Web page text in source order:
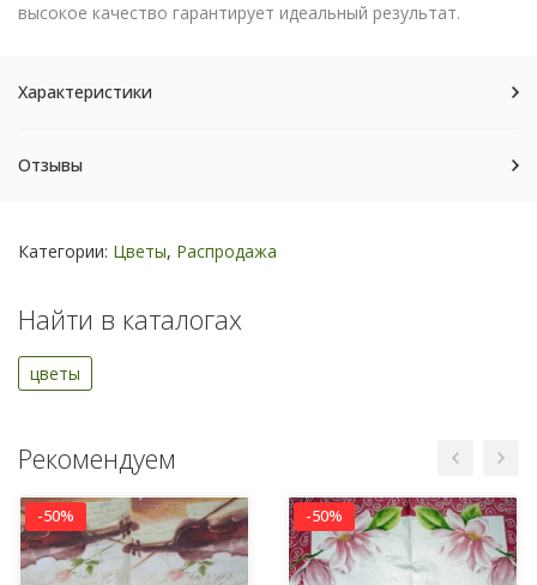
высокое качество гарантирует идеальный результат.
Характеристики
Отзывы
Категории: Цветы, Распродажа
Найти в каталогах
цветы
Рекомендуем
-50% -50%